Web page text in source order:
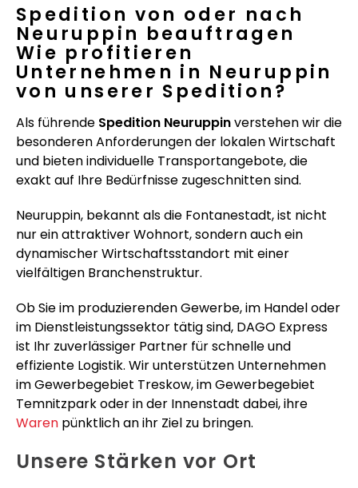
Spedition von oder nach
Neuruppin beauftragen
Wie profitieren
Unternehmen in Neuruppin
von unserer Spedition?
Als führende Spedition Neuruppinverstehen wir die
besonderen Anforderungen der lokalen Wirtschaft
und bieten individuelle Transportangebote, die
exakt auf Ihre Bedürfnisse zugeschnitten sind.
Neuruppin, bekannt als die Fontanestadt, ist nicht
nur ein attraktiver Wohnort, sondern auch ein
dynamischer Wirtschaftsstandort mit einer
vielfältigen Branchenstruktur.
Ob Sie im produzierenden Gewerbe, im Handel oder
im Dienstleistungssektor tätig sind, DAGO Express
ist Ihr zuverlässiger Partner für schnelle und
effiziente Logistik. Wir unterstützen Unternehmen
im Gewerbegebiet Treskow, im Gewerbegebiet
Temnitzpark oder in der Innenstadt dabei, ihre
Waren pünktlich an ihr Ziel zu bringen.
Unsere Stärken vor Ort